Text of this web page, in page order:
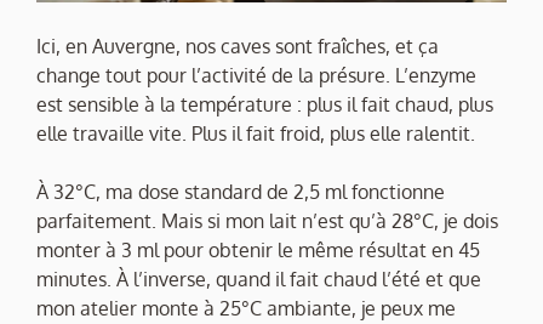
Ici, en Auvergne, nos caves sont fraîches, et ça
change tout pour l’activité de la présure. L’enzyme
est sensible à la température : plus il fait chaud, plus
elle travaille vite. Plus il fait froid, plus elle ralentit.
À 32°C, ma dose standard de 2,5 ml fonctionne
parfaitement. Mais si mon lait n’est qu’à 28°C, je dois
monter à 3 ml pour obtenir le même résultat en 45
minutes. À l’inverse, quand il fait chaud l’été et que
mon atelier monte à 25°C ambiante, je peux me